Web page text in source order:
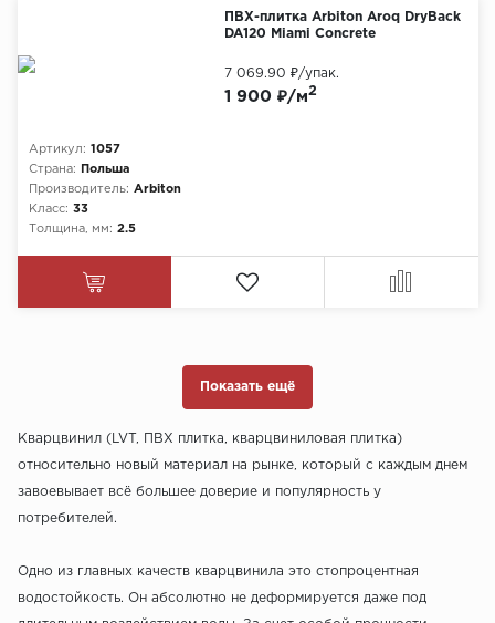
ПВХ-плитка Arbiton Aroq DryBack
DA120 Miami Concrete
Артикул: 1057
Страна:
Польша
Производитель: Arbiton
Класс: 33
Толщина, мм: 2.5
1 900 ₽/м2
7 069.90 ₽/упак.
Показать ещё
Кварцвинил (LVT, ПВХ плитка, кварцвиниловая плитка)
относительно новый материал на рынке, который с каждым днем
завоевывает всё большее доверие и популярность у
потребителей.
Одно из главных качеств кварцвинила это стопроцентная
водостойкость. Он абсолютно не деформируется даже под